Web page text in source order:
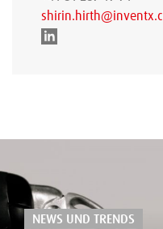
NEWS UND TRENDS